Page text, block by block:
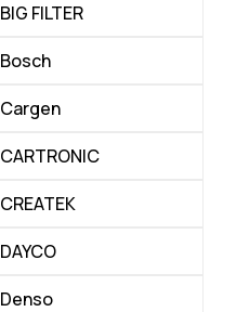
BIG FILTER
Bosch
Cargen
CARTRONIC
CREATEK
DAYCO
Denso